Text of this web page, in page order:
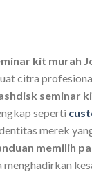
kit murah
citra
seminar
seperti
merek
memilih
menghadirkan